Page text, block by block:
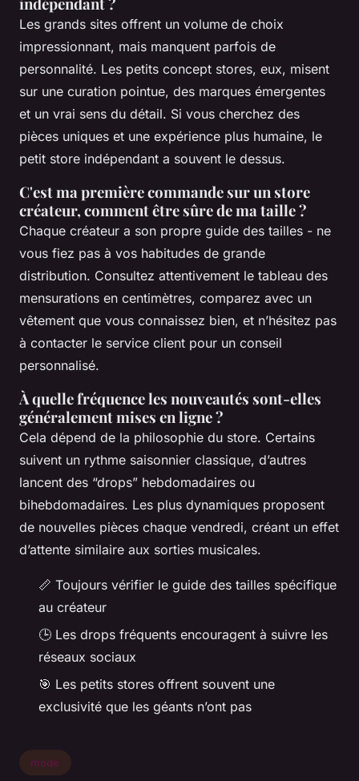
Les grands sites offrent un volume de choix
impressionnant, mais manquent parfois de
personnalité. Les petits concept stores, eux, misent
sur une curation pointue, des marques émergentes
et un vrai sens du détail. Si vous cherchez des
pièces uniques et une expérience plus humaine, le
petit store indépendant a souvent le dessus.
C'est ma première commande sur un store
créateur, comment être sûre de ma taille ?
Chaque créateur a son propre guide des tailles - ne
vous fiez pas à vos habitudes de grande
distribution. Consultez attentivement le tableau des
mensurations en centimètres, comparez avec un
vêtement que vous connaissez bien, et n’hésitez pas
à contacter le service client pour un conseil
personnalisé.
À quelle fréquence les nouveautés sont-elles
généralement mises en ligne ?
Cela dépend de la philosophie du store. Certains
suivent un rythme saisonnier classique, d’autres
lancent des “drops” hebdomadaires ou
bihebdomadaires. Les plus dynamiques proposent
de nouvelles pièces chaque vendredi, créant un effet
d’attente similaire aux sorties musicales.
📏 Toujours vérifier le guide des tailles spécifique
au créateur
🕒 Les drops fréquents encouragent à suivre les
réseaux sociaux
🎯 Les petits stores offrent souvent une
exclusivité que les géants n’ont pas
mode